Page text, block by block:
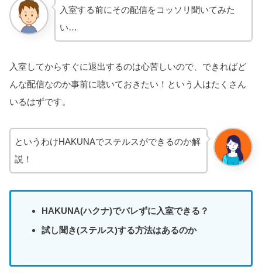
入室する前にその配信をコッソリ聞いてみた
い…
入室してからすぐに退出するのは心苦しいので、できればど
んな配信なのか事前に聴いておきたい！という人はたくさん
いるはずです。
というわけHAKUNAでステルスができるのか解
説！
HAKUNA(ハクナ)でバレずに入室できる？
試し聞き(ステルス)する方法はあるのか